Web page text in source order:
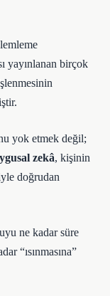
yayınlanan birçok
yok etmek değil;
zekâ, kişinin
doğrudan
ne kadar süre
“ısınmasına”